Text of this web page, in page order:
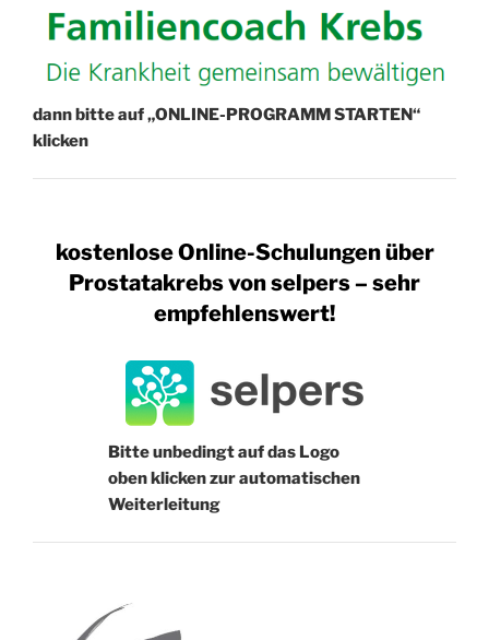
dann bitte auf „ONLINE-PROGRAMM STARTEN“
klicken
kostenlose Online-Schulungen über
Prostatakrebs von selpers – sehr
empfehlenswert!
Bitte unbedingt auf das Logo
oben klicken zur automatischen
Weiterleitung